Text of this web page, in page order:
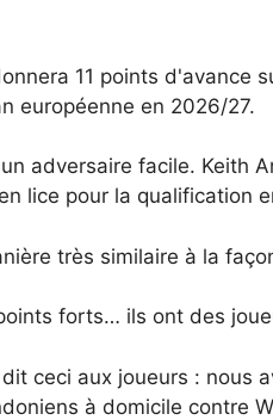
11 points d'avance
européenne en 2026/27.
adversaire facile. Keith
lice pour la qualification
très similaire à la
forts… ils ont des
ceci aux joueurs :
à domicile contre